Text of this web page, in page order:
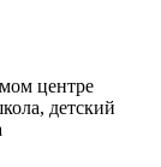
центре
детский